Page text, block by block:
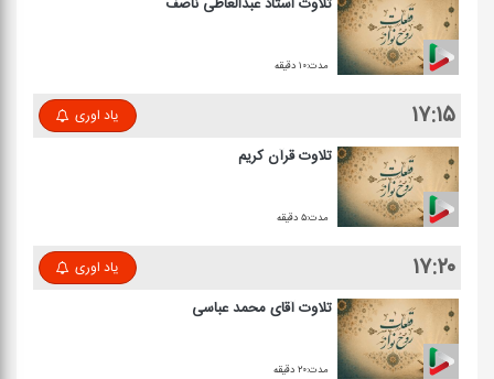
مدت:۱۰ دقیقه
۱۷:۱۵ یاد اوری
تلاوت قرآن كریم
مدت:۵ دقیقه
۱۷:۲۰ یاد اوری
تلاوت آقای محمد عباسی
مدت:۲۰ دقیقه